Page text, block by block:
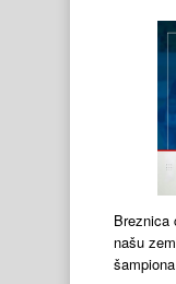
Breznica
našu